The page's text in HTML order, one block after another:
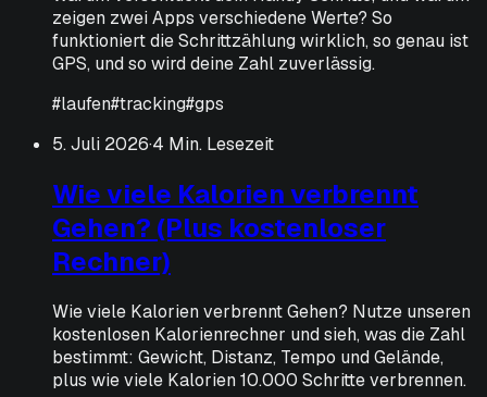
zeigen zwei Apps verschiedene Werte? So
funktioniert die Schrittzählung wirklich, so genau ist
GPS, und so wird deine Zahl zuverlässig.
#laufen#tracking#gps
5. Juli 2026·4 Min. Lesezeit
Wie viele Kalorien verbrennt
Gehen? (Plus kostenloser
Rechner)
Wie viele Kalorien verbrennt Gehen? Nutze unseren
kostenlosen Kalorienrechner und sieh, was die Zahl
bestimmt: Gewicht, Distanz, Tempo und Gelände,
plus wie viele Kalorien 10.000 Schritte verbrennen.